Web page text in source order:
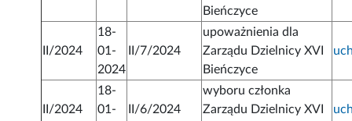
Bieńczyce
II/2024
18-
01-
2024
II/7/2024
upoważnienia dla
Zarządu Dzielnicy XVI
Bieńczyce
II/2024
18-
01-
II/6/2024
wyboru członka
Zarządu Dzielnicy XVI